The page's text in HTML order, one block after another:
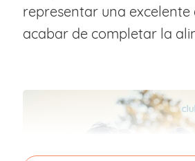
representar una
acabar de completar la